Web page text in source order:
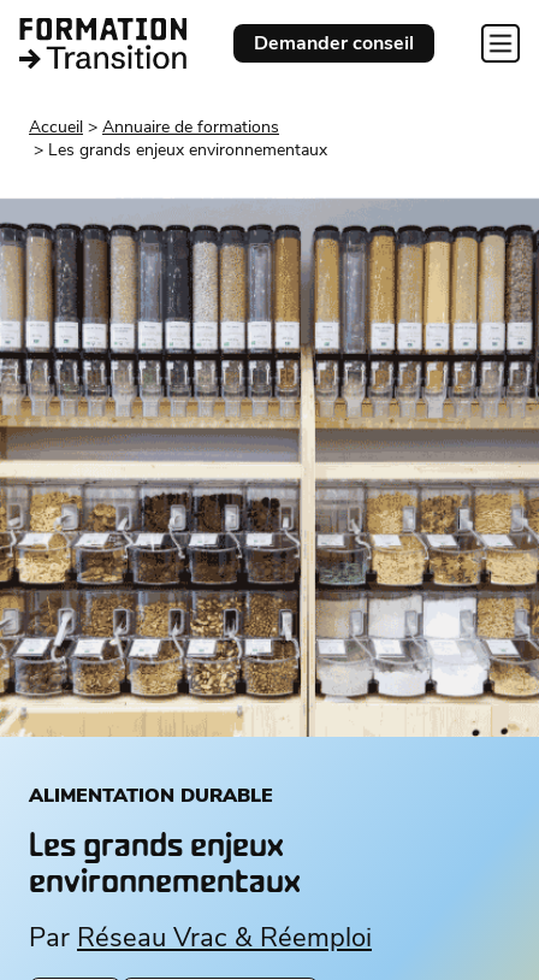
Demander conseil
Accueil
Annuaire de formations
Les grands enjeux environnementaux
ALIMENTATION DURABLE
Les grands enjeux
environnementaux
Par Réseau Vrac & Réemploi